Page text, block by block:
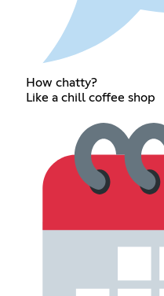
How chatty?
Like a chill coffee shop